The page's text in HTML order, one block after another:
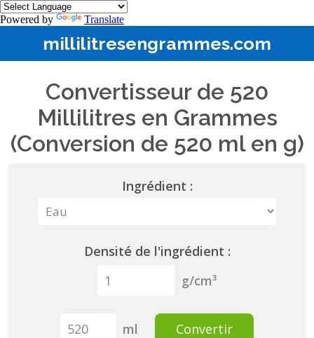
Powered by Translate
millilitresengrammes.com
Convertisseur de 520
Millilitres en Grammes
(Conversion de 520 ml en g)
Ingrédient :
Densité de l'ingrédient :
g/cm³
ml Convertir